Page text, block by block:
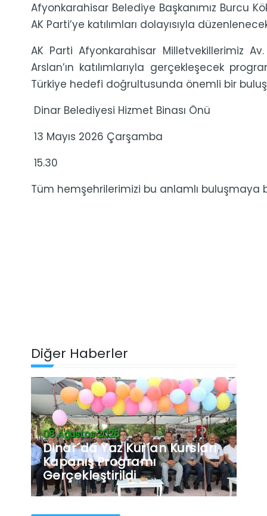
Afyonkarahisar Belediye Başkanımız Burcu
AK Parti’ye katılımları dolayısıyla
AK Parti Afyonkarahisar Milletvekillerimiz
Arslan’ın katılımlarıyla gerçekleşecek
Türkiye hedefi doğrultusunda önemli bir
Dinar Belediyesi Hizmet Binası Önü
13 Mayıs 2026 Çarşamba
15.30
Tüm hemşehrilerimizi bu anlamlı buluşmaya
Diğer Haberler
08 Ağustos 2026
Dinar´da Yaz Kur´an Kursları
Kapanış Programı
Gerçekleştirildi